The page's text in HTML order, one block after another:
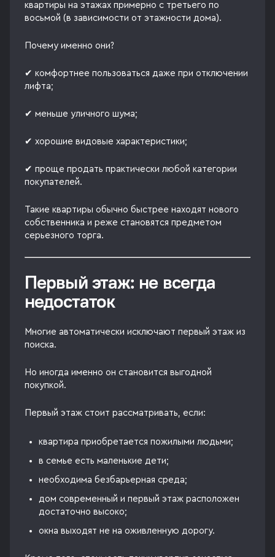
квартиры на этажах примерно с третьего по
восьмой (в зависимости от этажности дома).
Почему именно они?
✔ комфортнее пользоваться даже при отключении
лифта;
✔ меньше уличного шума;
✔ хорошие видовые характеристики;
✔ проще продать практически любой категории
покупателей.
Такие квартиры обычно быстрее находят нового
собственника и реже становятся предметом
серьезного торга.
Первый этаж: не всегда
недостаток
Многие автоматически исключают первый этаж из
поиска.
Но иногда именно он становится выгодной
покупкой.
Первый этаж стоит рассматривать, если:
квартира приобретается пожилыми людьми;
в семье есть маленькие дети;
необходима безбарьерная среда;
дом современный и первый этаж расположен
достаточно высоко;
окна выходят не на оживленную дорогу.